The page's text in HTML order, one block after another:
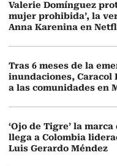
Valerie Domínguez
mujer prohibida’, la
Anna Karenina en
Tras 6 meses de la
inundaciones, Caracol
a las comunidades en
‘Ojo de Tigre’ la
llega a Colombia
Luis Gerardo Méndez